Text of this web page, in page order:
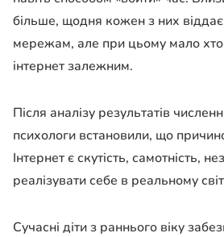
більше, щодня кожен з них
мережам, але при цьому мало
інтернет залежним.
Після аналізу результатів
психологи встановили, що
Інтернет є скутість, самотність,
реалізувати себе в реальному
Сучасні діти з раннього віку